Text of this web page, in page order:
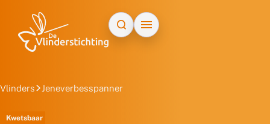
Vlinders Jeneverbesspanner
Kwetsbaar